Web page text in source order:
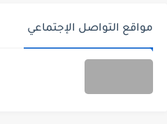
مواقع التواصل الإجتماعي